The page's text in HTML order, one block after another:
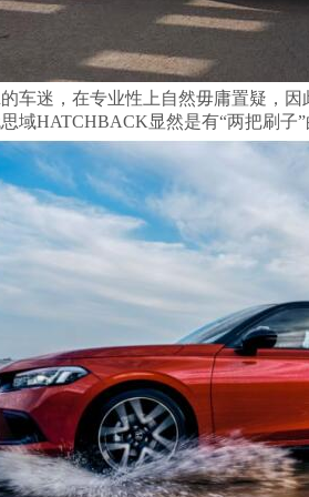
车迷，在专业性上自然毋庸置疑，
域HATCHBACK显然是有“两把刷子”